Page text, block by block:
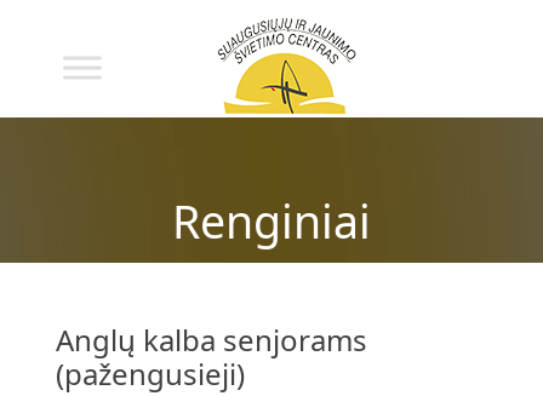
Renginiai
Anglų kalba senjorams
(pažengusieji)